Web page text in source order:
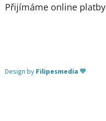
Přijímáme online platby
Design by Filipesmedia 🧡